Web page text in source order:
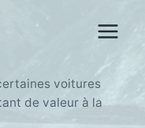
voitures
de valeur à la